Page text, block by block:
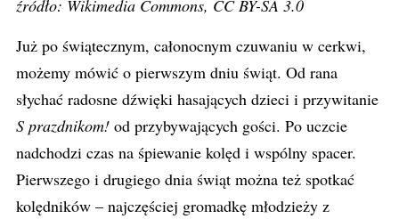
źródło: Wikimedia Commons, CC BY-SA 3.0
Już po świątecznym, całonocnym czuwaniu w cerkwi,
możemy mówić o pierwszym dniu świąt. Od rana
słychać radosne dźwięki hasających dzieci i przywitanie
S prazdnikom! od przybywających gości. Po uczcie
nadchodzi czas na śpiewanie kolęd i wspólny spacer.
Pierwszego i drugiego dnia świąt można też spotkać
kolędników – najczęściej gromadkę młodzieży z